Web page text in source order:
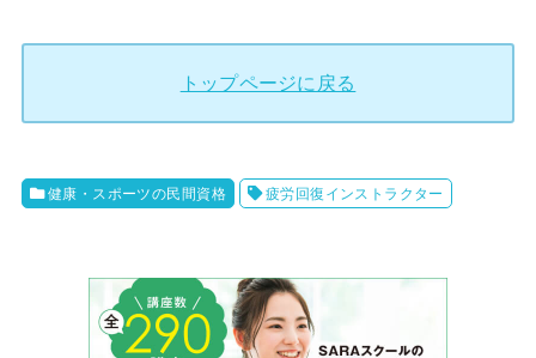
トップページに戻る
健康・スポーツの民間資格 疲労回復インストラクター